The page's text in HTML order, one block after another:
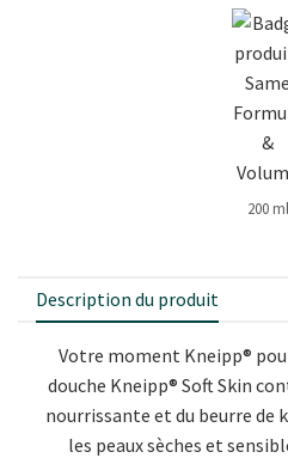
200 ml
Description du produit
Votre moment Kneipp®
douche Kneipp® Soft Skin
nourrissante et du beurre de
les peaux sèches et